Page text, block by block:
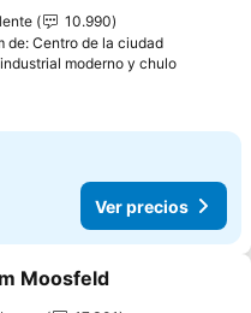
10.990
de: Centro de la ciudad
moderno y chulo
Ver precios
a favoritos
Moosfeld